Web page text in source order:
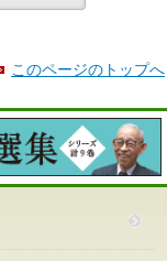
このページのトップへ